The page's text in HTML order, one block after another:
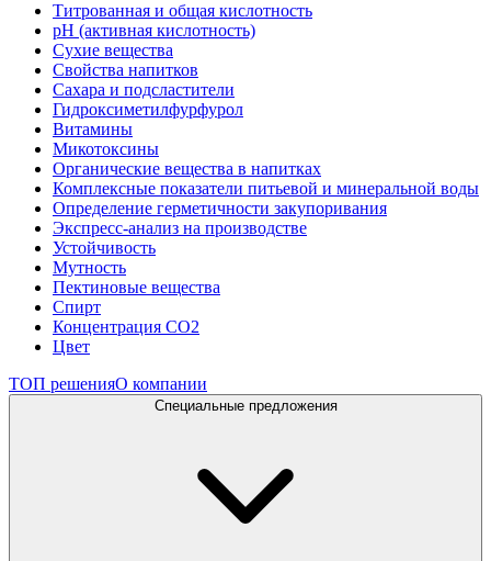
Титрованная и общая кислотность
рН (активная кислотность)
Сухие вещества
Свойства напитков
Сахара и подсластители
Гидроксиметилфурфурол
Витамины
Микотоксины
Органические вещества в напитках
Комплексные показатели питьевой и минеральной воды
Определение герметичности закупоривания
Экспресс-анализ на производстве
Устойчивость
Мутность
Пектиновые вещества
Спирт
Концентрация СО2
Цвет
ТОП решенияО компании
Специальные предложения